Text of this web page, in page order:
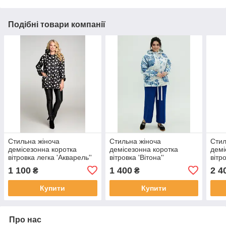
Подібні товари компанії
Стильна жіноча
демісезонна коротка
вітровка легка 'Акварель''
1 100 ₴
Купити
Стильна жіноча
демісезонна коротка
вітровка 'Вітона''
1 400₴
Купити
2
Про нас